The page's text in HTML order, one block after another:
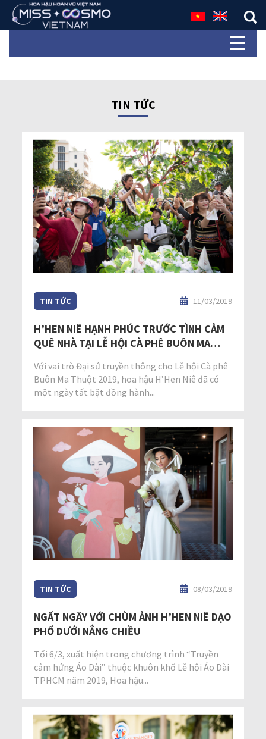
TIN TỨC
TIN TỨC 11/03/2019
H’HEN NIÊ HẠNH PHÚC TRƯỚC TÌNH CẢM
QUÊ NHÀ TẠI LỄ HỘI CÀ PHÊ BUÔN MA
Với vai trò Đại sứ truyền thông cho Lễ hội Cà phê
Buôn Ma Thuột 2019, hoa hậu H’Hen Niê đã có
một ngày tất bật đồng hành...
TIN TỨC 08/03/2019
NGẤT NGÂY VỚI CHÙM ẢNH H’HEN NIÊ DẠO
PHỐ DƯỚI NẮNG CHIỀU
Tối 6/3, xuất hiện trong chương trình “Truyền
cảm hứng Áo Dài” thuộc khuôn khổ Lễ hội Áo Dài
TPHCM năm 2019, Hoa hậu...